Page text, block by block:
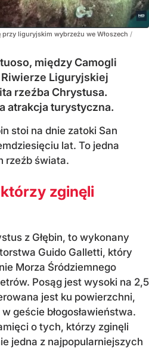
liguryjskim wybrzeżu we Włoszech /
między Camogli
Liguryjskiej
rzeźba Chrystusa.
atrakcja turystyczna.
stoi na dnie zatoki San
lat. To jedna
rzeźb świata.
zginęli
z Głębin, to wykonany
Guido Galletti, który
Morza Śródziemnego
Posąg jest wysoki na 2,5
jest ku powierzchni,
geście błogosławieństwa.
o tych, którzy zginęli
jedna z najpopularniejszych